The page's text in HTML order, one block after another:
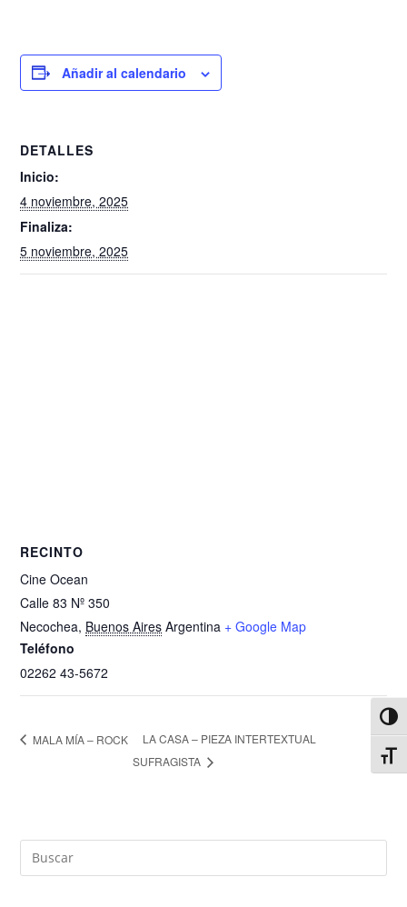
Añadir al calendario
DETALLES
Inicio:
4 noviembre, 2025
Finaliza:
5 noviembre, 2025
RECINTO
Cine Ocean
Calle 83 Nº 350
Necochea, Buenos Aires Argentina + Google Map
Teléfono
02262 43-5672
MALA MÍA – ROCK
LA CASA – PIEZA INTERTEXTUAL
SUFRAGISTA